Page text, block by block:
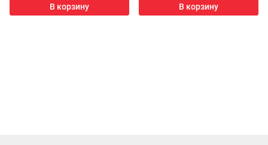
В корзину В корзину